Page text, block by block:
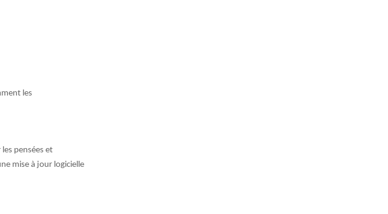
les
pensées et
mise à jour logicielle